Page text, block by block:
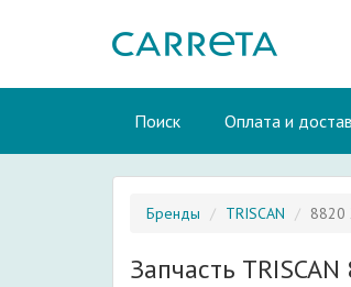
Поиск Оплата и
Бренды TRISCAN 8820
Запчасть